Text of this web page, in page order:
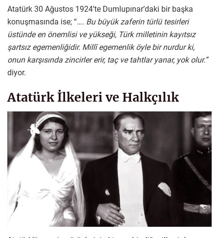
Atatürk 30 Ağustos 1924’te Dumlupınar’daki bir başka
konuşmasında ise; “…. Bu büyük zaferin türlü tesirleri
üstünde en önemlisi ve yükseği, Türk milletinin kayıtsız
şartsız egemenliğidir. Millî egemenlik öyle bir nurdur ki,
onun karşısında zincirler erir, taç ve tahtlar yanar, yok olur.”
diyor.
Atatürk İlkeleri ve Halkçılık